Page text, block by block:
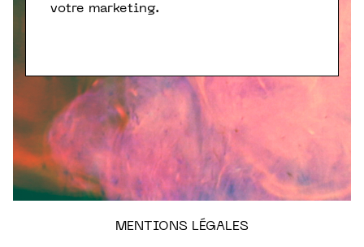
votre marketing.
MENTIONS LÉGALES